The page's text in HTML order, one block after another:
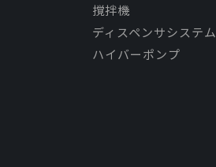
撹拌機
ディスペンサシステム
ハイバーポンプ